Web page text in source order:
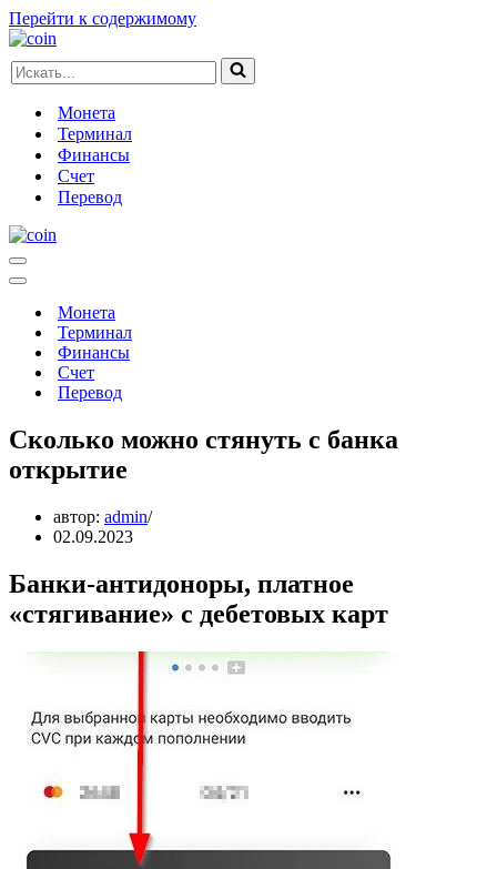
Перейти к содержимому
Искать...
Монета
Терминал
Финансы
Счет
Перевод
Меню
навигации
Меню
навигацииМонета
Терминал
Финансы
Счет
Перевод
Сколько можно стянуть с банка
открытие
автор: admin
02.09.2023
Банки-антидоноры, платное
«стягивание» с дебетовых карт